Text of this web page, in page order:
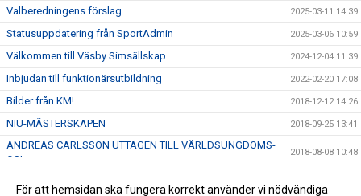
Valberedningens förslag 2025-03-11 14:39
Statusuppdatering från SportAdmin 2025-03-06 10:59
Välkommen till Väsby Simsällskap 2024-12-04 11:39
Inbjudan till funktionärsutbildning 2022-02-20 17:08
Bilder från KM! 2018-12-12 14:26
NIU-MÄSTERSKAPEN 2018-09-25 13:41
ANDREAS CARLSSON UTTAGEN TILL VÄRLDSUNGDOMS-
OS!
2018-08-08 10:48
För att hemsidan ska fungera korrekt använder vi nödvändiga